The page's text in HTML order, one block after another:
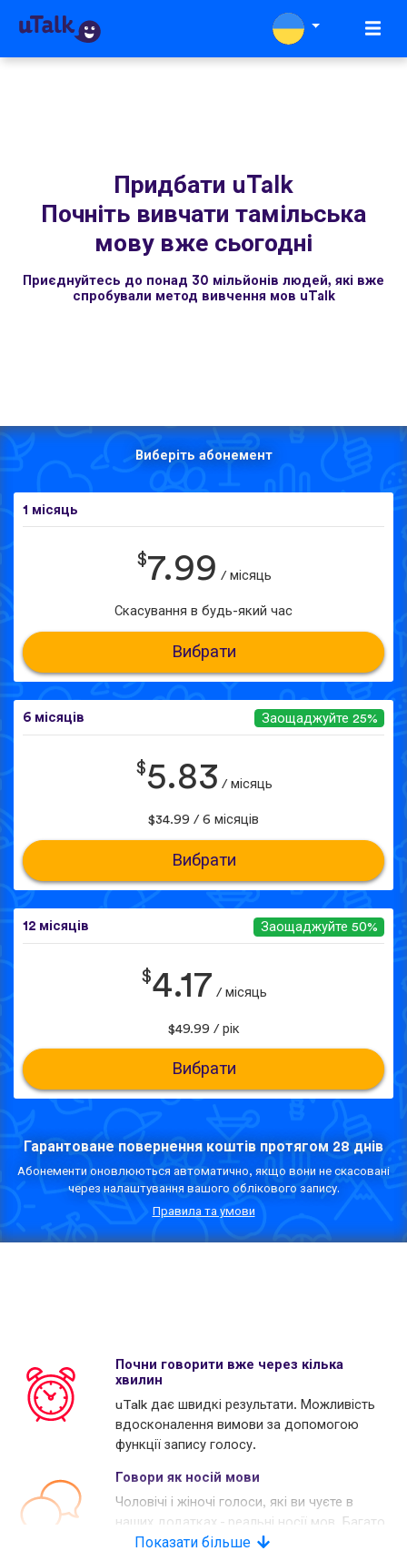
Придбати uTalk
Почніть вивчати тамільська
мову вже сьогодні
Приєднуйтесь до понад 30 мільйонів людей, які вже
спробували метод вивчення мов uTalk
Виберіть абонемент
1 місяць
$7.99 / місяць
Скасування в будь-який час
Вибрати
6 місяців Заощаджуйте 25%
$5.83 / місяць
$34.99 / 6 місяців
Вибрати
12 місяців Заощаджуйте 50%
$4.17 / місяць
$49.99 / рік
Вибрати
Гарантоване повернення коштів протягом 28 днів
Абонементи оновлюються автоматично, якщо вони не скасовані
через налаштування вашого облікового запису.
Правила та умови
Почни говорити вже через кілька
хвилин
uTalk дає швидкі результати. Можливість
вдосконалення вимови за допомогою
функції запису голосу.
Говори як носій мови
Чоловічі і жіночі голоси, які ви чуєте в
наших додатках - реальні носії мов. Багато
наших конкурентів використовують
Показати більше